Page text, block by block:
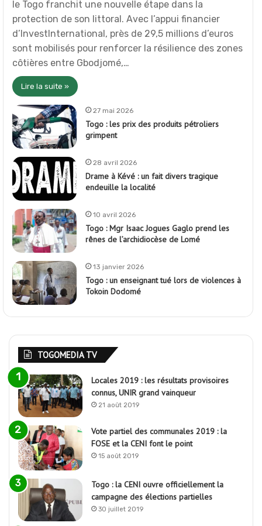
le Togo franchit une nouvelle étape dans la
protection de son littoral. Avec l’appui financier
d’InvestInternational, près de 29,5 millions d’euros
sont mobilisés pour renforcer la résilience des zones
côtières entre Gbodjomé,…
Lire la suite »
27 mai 2026
Togo : les prix des produits pétroliers
grimpent
28 avril 2026
Drame à Kévé : un fait divers tragique
endeuille la localité
10 avril 2026
Togo : Mgr Isaac Jogues Gaglo prend les
rênes de l’archidiocèse de Lomé
13 janvier 2026
Togo : un enseignant tué lors de violences à
Tokoin Dodomé
TOGOMEDIA TV
Locales 2019 : les résultats provisoires
connus, UNIR grand vainqueur
21 août 2019
Vote partiel des communales 2019 : la
FOSE et la CENI font le point
15 août 2019
Togo : la CENI ouvre officiellement la
campagne des élections partielles
30 juillet 2019